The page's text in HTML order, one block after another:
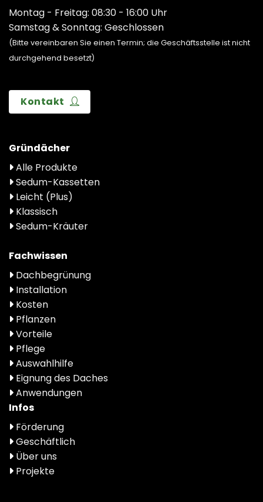
Montag - Freitag: 08:30 - 16:00 Uhr
Samstag & Sonntag: Geschlossen
(Bitte vereinbaren Sie einen Termin; die Geschäftsstelle ist nicht
durchgehend besetzt)
Kontakt
Gründächer
Alle Produkte
Sedum-Kassetten
Leicht (Plus)
Klassisch
Sedum-Kräuter
Fachwissen
Dachbegrünung
Installation
Kosten
Pflanzen
Vorteile
Pflege
Auswahlhilfe
Eignung des Daches
Anwendungen
Infos
Förderung
Geschäftlich
Über uns
Projekte